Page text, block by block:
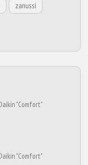
zanussi